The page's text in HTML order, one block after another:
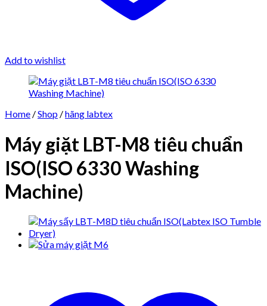
Add to wishlist
Home /Shop /hãng labtex
Máy giặt LBT-M8 tiêu chuẩn
ISO(ISO 6330 Washing
Machine)